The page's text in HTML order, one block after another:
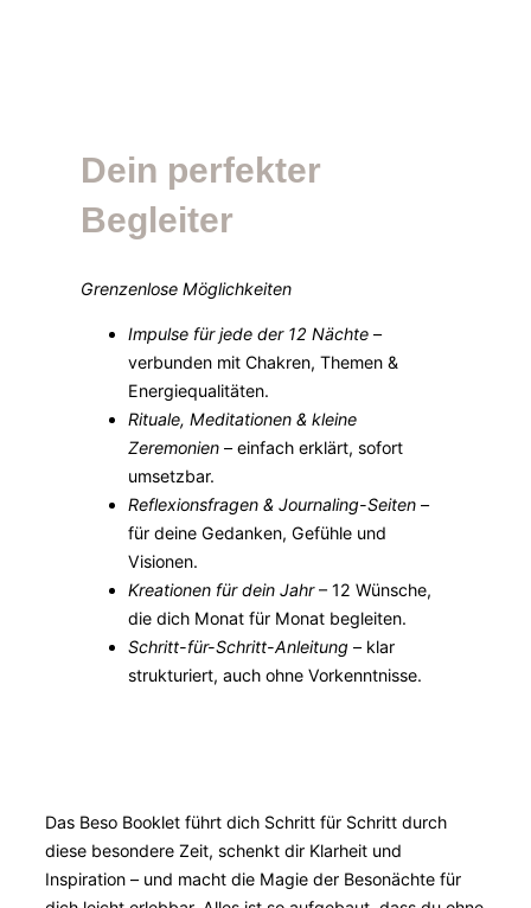
Dein perfekter
Begleiter
Grenzenlose Möglichkeiten
Impulse für jede der 12 Nächte–
verbunden mit Chakren, Themen &
Energiequalitäten.
Rituale, Meditationen & kleine
Zeremonien– einfach erklärt, sofort
umsetzbar.
Reflexionsfragen & Journaling-Seiten–
für deine Gedanken, Gefühle und
Visionen.
Kreationen für dein Jahr– 12 Wünsche,
die dich Monat für Monat begleiten.
Schritt-für-Schritt-Anleitung– klar
strukturiert, auch ohne Vorkenntnisse.
Das Beso Booklet führt dich Schritt für Schritt durch
diese besondere Zeit, schenkt dir Klarheit und
Inspiration – und macht die Magie der Besonächte für